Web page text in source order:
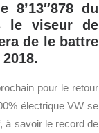
du
le viseur de
de le battre
pour le retour
électrique VW se
à savoir le record de